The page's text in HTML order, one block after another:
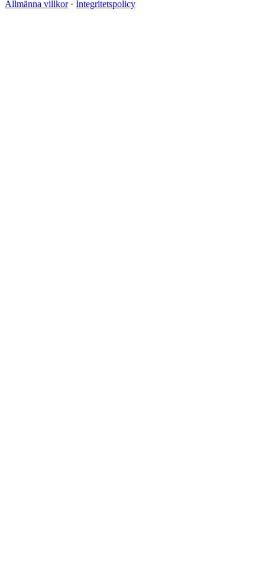
Allmänna villkor · Integritetspolicy